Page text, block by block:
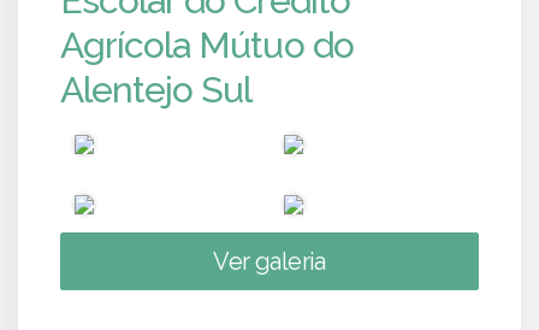
Agrícola Mútuo do
Alentejo Sul
Ver galeria